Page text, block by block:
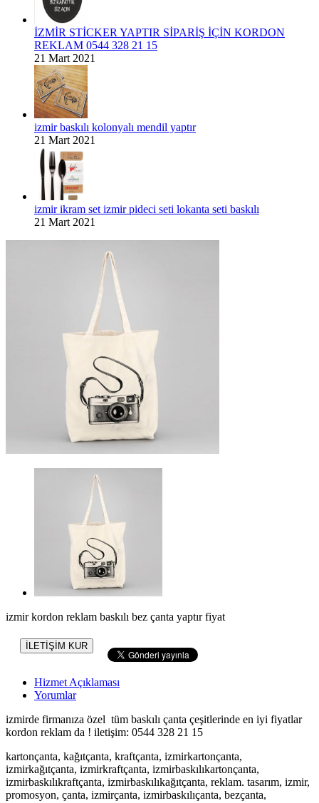
İZMİR STİCKER YAPTIR SİPARİŞ İÇİN KORDON
REKLAM 0544 328 21 15
21 Mart 2021
izmir baskılı kolonyalı mendil yaptır
21 Mart 2021
izmir ikram set izmir pideci seti lokanta seti baskılı
21 Mart 2021
izmir kordon reklam baskılı bez çanta yaptır fiyat
İLETİŞİM KUR
Hizmet Açıklaması
Yorumlar
izmirde firmanıza özel tüm baskılı çanta çeşitlerinde en iyi fiyatlar
kordon reklam da ! iletişim: 0544 328 21 15
kartonçanta, kağıtçanta, kraftçanta, izmirkartonçanta,
izmirkağıtçanta, izmirkraftçanta, izmirbaskılıkartonçanta,
izmirbaskılıkraftçanta, izmirbaskılıkağıtçanta, reklam. tasarım, izmir,
promosyon, çanta, izmirçanta, izmirbaskılıçanta, bezçanta,